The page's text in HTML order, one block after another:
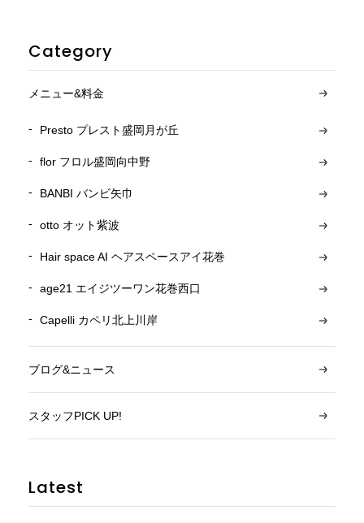
Category
メニュー&料金
Presto プレスト盛岡月が丘
flor フロル盛岡向中野
BANBI バンビ矢巾
otto オット紫波
Hair space AI ヘアスペースアイ花巻
age21 エイジツーワン花巻西口
Capelli カペリ北上川岸
ブログ&ニュース
スタッフPICK UP!
Latest